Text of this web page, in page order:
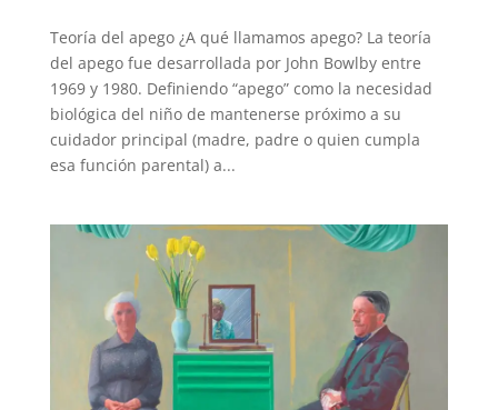
Teoría del apego ¿A qué llamamos apego? La teoría
del apego fue desarrollada por John Bowlby entre
1969 y 1980. Definiendo “apego” como la necesidad
biológica del niño de mantenerse próximo a su
cuidador principal (madre, padre o quien cumpla
esa función parental) a...